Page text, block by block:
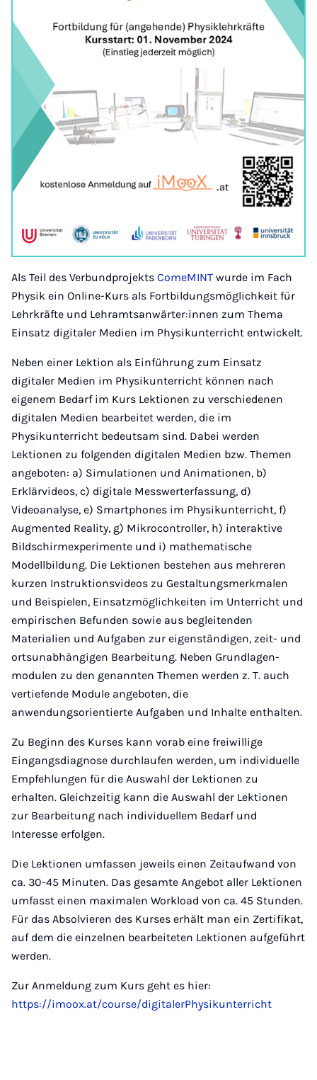
Als Teil des Verbundprojekts ComeMINT wurde im Fach
Physik ein Online-Kurs als Fortbildungsmöglichkeit für
Lehrkräfte und Lehramtsanwärter:innen zum Thema
Einsatz digitaler Medien im Physikunterricht entwickelt.
Neben einer Lektion als Einführung zum Einsatz
digitaler Medien im Physikunterricht können nach
eigenem Bedarf im Kurs Lektionen zu verschiedenen
digitalen Medien bearbeitet werden, die im
Physikunterricht bedeutsam sind. Dabei werden
Lektionen zu folgenden digitalen Medien bzw. Themen
angeboten: a) Simulationen und Animationen, b)
Erklärvideos, c) digitale Messwerterfassung, d)
Videoanalyse, e) Smartphones im Physikunterricht, f)
Augmented Reality, g) Mikrocontroller, h) interaktive
Bildschirmexperimente und i) mathematische
Modellbildung. Die Lektionen bestehen aus mehreren
kurzen Instruktionsvideos zu Gestaltungsmerkmalen
und Beispielen, Einsatzmöglichkeiten im Unterricht und
empirischen Befunden sowie aus begleitenden
Materialien und Aufgaben zur eigenständigen, zeit- und
ortsunabhängigen Bearbeitung. Neben Grundlagen­
modulen zu den genannten Themen werden z. T. auch
vertiefende Module angeboten, die
anwendungsorientierte Aufgaben und Inhalte enthalten.
Zu Beginn des Kurses kann vorab eine freiwillige
Eingangsdiagnose durchlaufen werden, um individuelle
Empfehlungen für die Auswahl der Lektionen zu
erhalten. Gleichzeitig kann die Auswahl der Lektionen
zur Bearbeitung nach individuellem Bedarf und
Interesse erfolgen.
Die Lektionen umfassen jeweils einen Zeitaufwand von
ca. 30-45 Minuten. Das gesamte Angebot aller Lektionen
umfasst einen maximalen Workload von ca. 45 Stunden.
Für das Absolvieren des Kurses erhält man ein Zertifikat,
auf dem die einzelnen bearbeiteten Lektionen aufgeführt
werden.
Zur Anmeldung zum Kurs geht es hier:
https://imoox.at/course/digitalerPhysikunterricht